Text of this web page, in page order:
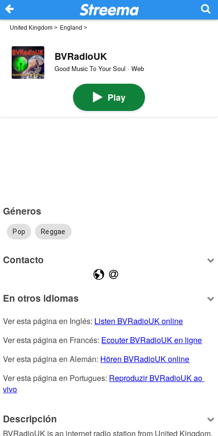
United Kingdom > England >
BVRadioUK
Good Music To Your Soul · Web
Play
Géneros
Pop Reggae
Contacto
En otros idiomas
Ver esta página en Inglés: Listen BVRadioUK online
Ver esta página en Francés: Ecouter BVRadioUK en ligne
Ver esta página en Alemán: Hören BVRadioUK online
Ver esta página en Portugues: Reproduzir BVRadioUK ao
vivo
Descripción
BVRadioUK is an internet radio station from United Kingdom,